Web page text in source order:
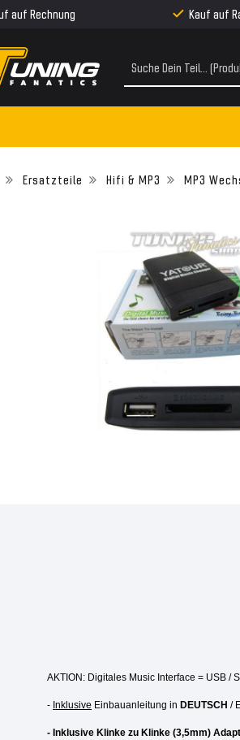
auf Rechnung Kauf auf
Ersatzteile Hifi & MP3 MP3
AKTION: Digitales Music Interface = USB /
- Inklusive Einbauanleitung in DEUTSCH /
- Inklusive Klinke zu Klinke (3,5mm)